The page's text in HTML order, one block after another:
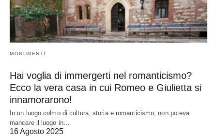
MONUMENTI
Hai voglia di immergerti nel romanticismo?
Ecco la vera casa in cui Romeo e Giulietta si
innamorarono!
In un luogo colmo di cultura, storia e romanticismo, non poteva
mancare il luogo in…
16 Agosto 2025